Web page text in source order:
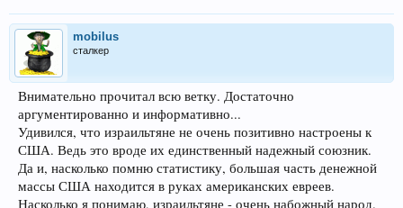
mobilus
сталкер
Внимательно прочитал всю ветку. Достаточно
аргументированно и информативно...
Удивился, что израильтяне не очень позитивно настроены к
США. Ведь это вроде их единственный надежный союзник.
Да и, насколько помню статистику, большая часть денежной
массы США находится в руках американских евреев.
Насколько я понимаю, израильтяне - очень набожный народ.